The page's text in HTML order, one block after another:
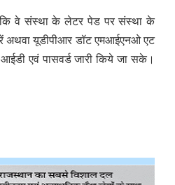
कि वे संस्था के लेटर पेड पर संस्था के
अथवा यूडीपीआर डॉट एमआईएनओ एट
एवं पासवर्ड जारी किये जा सके।